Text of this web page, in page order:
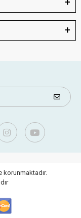
korunmaktadır.